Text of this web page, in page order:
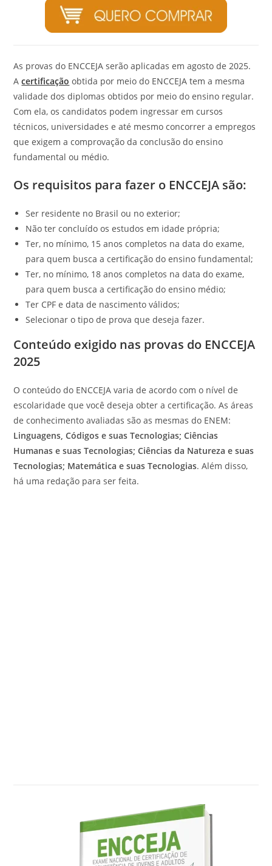
As provas do ENCCEJA serão aplicadas em agosto de 2025.
Acertificação obtida por meio do ENCCEJA tem a mesma
validade dos diplomas obtidos por meio do ensino regular.
Com ela, os candidatos podem ingressar em cursos
técnicos, universidades e até mesmo concorrer a empregos
que exigem a comprovação da conclusão do ensino
fundamental ou médio.
Os requisitos para fazer o ENCCEJA são:
Ser residente no Brasil ou no exterior;
Não ter concluído os estudos em idade própria;
Ter, no mínimo, 15 anos completos na data do exame,
para quem busca a certificação do ensino fundamental;
Ter, no mínimo, 18 anos completos na data do exame,
para quem busca a certificação do ensino médio;
Ter CPF e data de nascimento válidos;
Selecionar o tipo de prova que deseja fazer.
Conteúdo exigido nas provas do ENCCEJA
2025
O conteúdo do ENCCEJA varia de acordo com o nível de
escolaridade que você deseja obter a certificação. As áreas
de conhecimento avaliadas são as mesmas do ENEM:
Linguagens, Códigos e suas Tecnologias; Ciências
Humanas e suas Tecnologias; Ciências da Natureza e suas
Tecnologias; Matemática e suas Tecnologias. Além disso,
há uma redação para ser feita.